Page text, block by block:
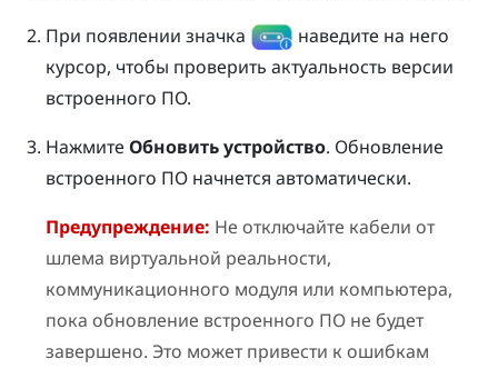
При появлении значка
наведите на него
курсор, чтобы проверить актуальность версии
встроенного ПО.
Нажмите Обновить устройство. Обновление
встроенного ПО начнется автоматически.
Предупреждение: Не отключайте кабели от
шлема виртуальной реальности,
коммуникационного модуля или компьютера,
пока обновление встроенного ПО не будет
завершено. Это может привести к ошибкам